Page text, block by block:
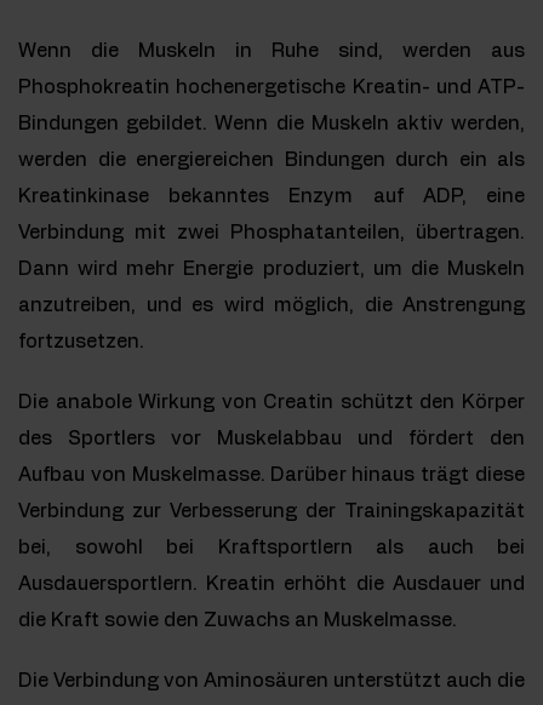
Wenn die Muskeln in Ruhe sind, werden aus
Phosphokreatin hochenergetische Kreatin- und ATP-
Bindungen gebildet. Wenn die Muskeln aktiv werden,
werden die energiereichen Bindungen durch ein als
Kreatinkinase bekanntes Enzym auf ADP, eine
Verbindung mit zwei Phosphatanteilen, übertragen.
Dann wird mehr Energie produziert, um die Muskeln
anzutreiben, und es wird möglich, die Anstrengung
fortzusetzen.
Die anabole Wirkung von Creatin schützt den Körper
des Sportlers vor Muskelabbau und fördert den
Aufbau von Muskelmasse. Darüber hinaus trägt diese
Verbindung zur Verbesserung der Trainingskapazität
bei, sowohl bei Kraftsportlern als auch bei
Ausdauersportlern. Kreatin erhöht die Ausdauer und
die Kraft sowie den Zuwachs an Muskelmasse.
Die Verbindung von Aminosäuren unterstützt auch die